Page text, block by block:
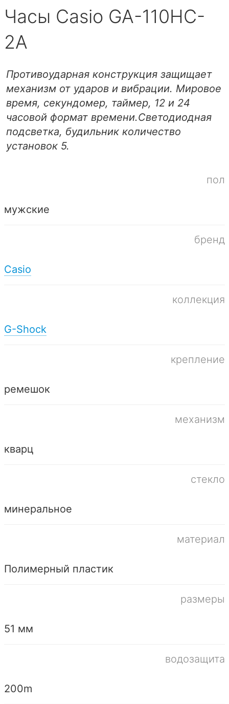
Часы Casio GA-110HC-
2A
Противоударная конструкция защищает
механизм от ударов и вибрации. Мировое
время, секундомер, таймер, 12 и 24
часовой формат времени.Светодиодная
подсветка, будильник количество
установок 5.
пол
мужские
бренд
Casio
коллекция
G-Shock
крепление
ремешок
механизм
кварц
стекло
минеральное
материал
Полимерный пластик
размеры
51 мм
водозащита
200m